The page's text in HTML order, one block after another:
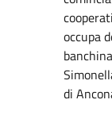
occupa
di